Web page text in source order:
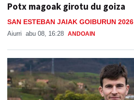
Potx magoak girotu du goiza
SAN ESTEBAN JAIAK GOIBURUN 2026
Aiurri abu 08, 16:28 ANDOAIN